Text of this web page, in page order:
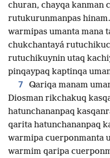
churan, chayqa kanman
rutukurunmanpas hinam.
warmipas umanta mana
chukchantayá
rutuchikuynin utaq
pinqaypaq kaptinqa
7
Qariqa manam
Diosman rikchakuq
hatunchananpaq
qarita hatunchananpaq
warmipa cuerponmanta
warmim qaripa